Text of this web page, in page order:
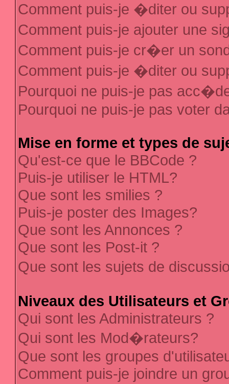
Comment puis-je �diter ou
Comment puis-je ajouter une
Comment puis-je cr�er un
Comment puis-je �diter ou
Pourquoi ne puis-je pas
Pourquoi ne puis-je pas voter
Mise en forme et types de
Qu'est-ce que le BBCode ?
Puis-je utiliser le HTML?
Que sont les smilies ?
Puis-je poster des Images?
Que sont les Annonces ?
Que sont les Post-it ?
Que sont les sujets de
Niveaux des Utilisateurs et
Qui sont les Administrateurs ?
Qui sont les Mod�rateurs?
Que sont les groupes
Comment puis-je joindre un